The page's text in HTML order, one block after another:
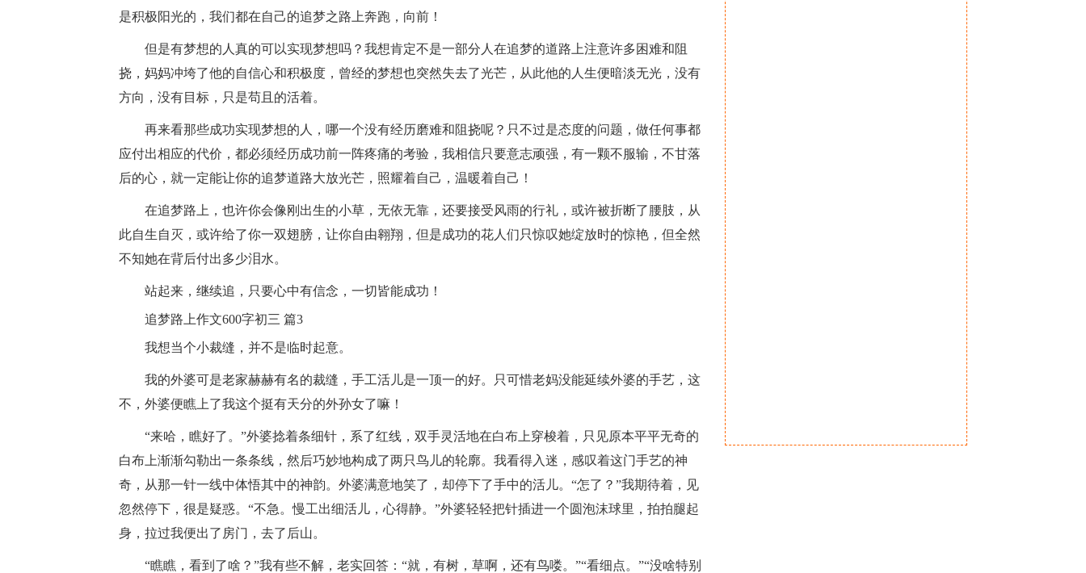
是积极阳光的，我们都在自己的追梦之路上奔跑，向前！
但是有梦想的人真的可以实现梦想吗？我想肯定不是一部分人在追梦的道路上注意许多困难和阻
挠，妈妈冲垮了他的自信心和积极度，曾经的梦想也突然失去了光芒，从此他的人生便暗淡无光，没有
方向，没有目标，只是苟且的活着。
再来看那些成功实现梦想的人，哪一个没有经历磨难和阻挠呢？只不过是态度的问题，做任何事都
应付出相应的代价，都必须经历成功前一阵疼痛的考验，我相信只要意志顽强，有一颗不服输，不甘落
后的心，就一定能让你的追梦道路大放光芒，照耀着自己，温暖着自己！
在追梦路上，也许你会像刚出生的小草，无依无靠，还要接受风雨的行礼，或许被折断了腰肢，从
此自生自灭，或许给了你一双翅膀，让你自由翱翔，但是成功的花人们只惊叹她绽放时的惊艳，但全然
不知她在背后付出多少泪水。
站起来，继续追，只要心中有信念，一切皆能成功！
追梦路上作文600字初三 篇3
我想当个小裁缝，并不是临时起意。
我的外婆可是老家赫赫有名的裁缝，手工活儿是一顶一的好。只可惜老妈没能延续外婆的手艺，这
不，外婆便瞧上了我这个挺有天分的外孙女了嘛！
“来哈，瞧好了。”外婆捻着条细针，系了红线，双手灵活地在白布上穿梭着，只见原本平平无奇的
白布上渐渐勾勒出一条条线，然后巧妙地构成了两只鸟儿的轮廓。我看得入迷，感叹着这门手艺的神
奇，从那一针一线中体悟其中的神韵。外婆满意地笑了，却停下了手中的活儿。“怎了？”我期待着，见
忽然停下，很是疑惑。“不急。慢工出细活儿，心得静。”外婆轻轻把针插进一个圆泡沫球里，拍拍腿起
身，拉过我便出了房门，去了后山。
“瞧瞧，看到了啥？”我有些不解，老实回答：“就，有树，草啊，还有鸟喽。”“看细点。”“没啥特别